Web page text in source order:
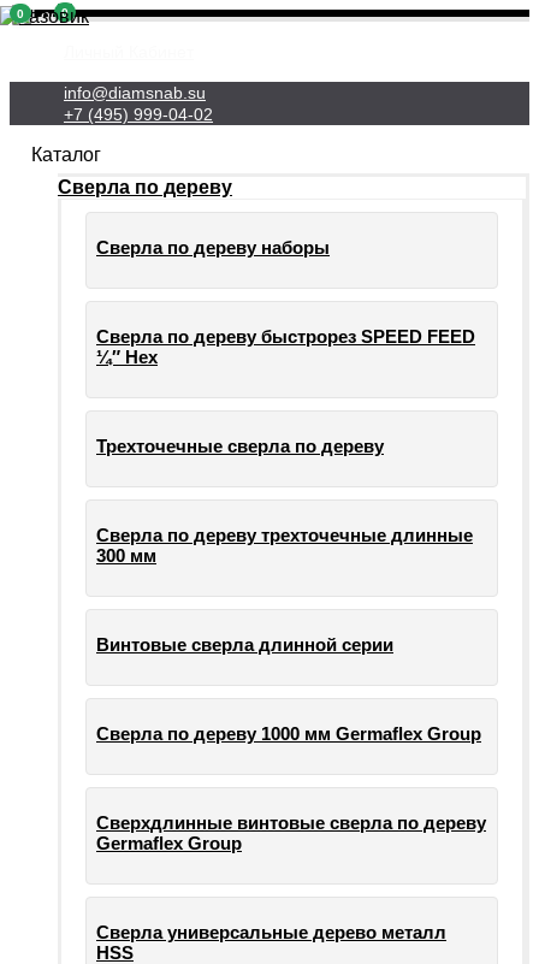
info@diamsnab.su
+7 (495) 999-04-02
0
Каталог
Сверла по дереву
Сверла по дереву наборы
Сверла по дереву быстрорез SPEED FEED
¼″ Hex
Трехточечные сверла по дереву
Сверла по дереву трехточечные длинные
300 мм
Винтовые сверла длинной серии
Сверла по дереву 1000 мм Germaflex Group
Сверхдлинные винтовые сверла по дереву
Germaflex Group
Сверла универсальные дерево металл
HSS
0